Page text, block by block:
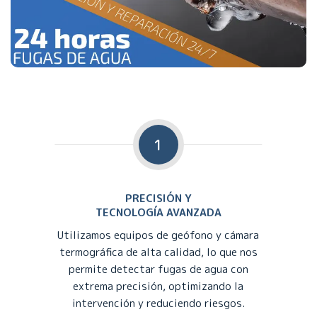
1
PRECISIÓN Y
TECNOLOGÍA AVANZADA
Utilizamos equipos de geófono y cámara
termográfica de alta calidad, lo que nos
permite detectar fugas de agua con
extrema precisión, optimizando la
intervención y reduciendo riesgos.